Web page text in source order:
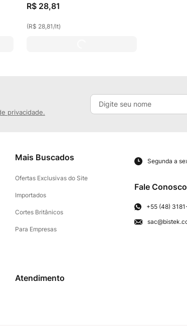
R$ 28,81
(R$ 28,81/lt)
privacidade.
Mais Buscados
Ofertas Exclusivas do Site
Importados
Cortes Britânicos
Para Empresas
Atendimento
Segunda a
Fale Conosco
+55 (48)